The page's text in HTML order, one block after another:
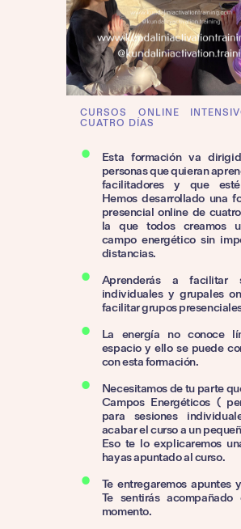
CURSOS ONLINE
CUATRO DÍAS
Esta formación va
personas que quieran
facilitadores y que
Hemos desarrollado una
presencial online de
la que todos creamos
campo energético sin
distancias.
Aprenderás a facilitar
individuales y grupales
facilitar grupos
La energía no conoce
espacio y ello se puede
con esta formación.
Necesitamos de tu parte
Campos Energéticos (
para sesiones
acabar el curso a un
Eso te lo explicaremos
hayas apuntado al curso.
Te entregaremos apuntes
Te sentirás
momento.